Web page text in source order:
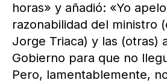
horas» y añadió: «Yo
razonabilidad del ministro
Jorge Triaca) y las (otras)
Gobierno para que no
Pero, lamentablemente,